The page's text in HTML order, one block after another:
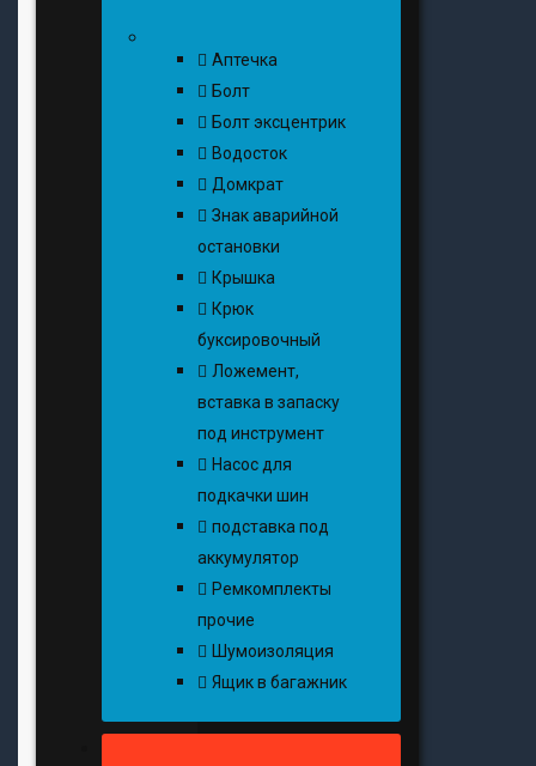
Аптечка
Болт
Болт эксцентрик
Водосток
Домкрат
Знак аварийной
остановки
Крышка
Крюк
буксировочный
Ложемент,
вставка в запаску
под инструмент
Насос для
подкачки шин
подставка под
аккумулятор
Ремкомплекты
прочие
Шумоизоляция
Ящик в багажник